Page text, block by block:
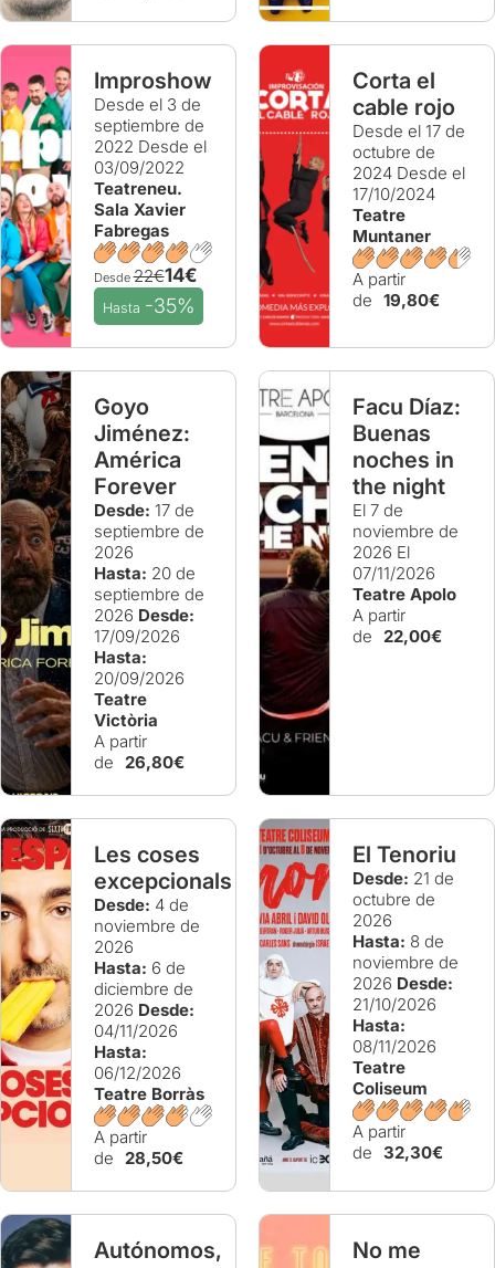
Improshow
Desde el 3 de
septiembre de
2022 Desde el
03/09/2022
Teatreneu.
Sala Xavier
Fabregas
Desde22€14€
Hasta -35%
Corta el
cable rojo
Desde el 17 de
octubre de
2024 Desde el
17/10/2024
Teatre
Muntaner
A partir
de 19,80€
Goyo
Jiménez:
América
Forever
Desde: 17 de
septiembre de
2026
Hasta: 20 de
septiembre de
2026 Desde:
17/09/2026
Hasta:
20/09/2026
Teatre
Victòria
A partir
de
26,80€
Facu Díaz:
Buenas
noches in
the night
El 7 de
noviembre de
2026 El
07/11/2026
Teatre Apolo
A partir
de
22,00€
Les coses
excepcionals
Desde: 4 de
noviembre de
2026
Hasta: 6 de
diciembre de
2026 Desde:
04/11/2026
Hasta:
06/12/2026
Teatre Borràs
A partir
de
28,50€
El Tenoriu
Desde: 21 de
octubre de
2026
Hasta: 8 de
noviembre de
2026 Desde:
21/10/2026
Hasta:
08/11/2026
Teatre
Coliseum
A partir
de 32,30€
Autónomos,
No me